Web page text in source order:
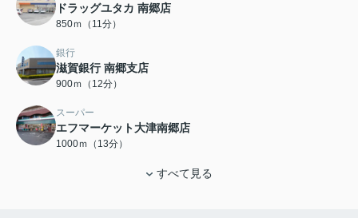
ドラッグユタカ 南郷店
850ｍ（11分）
銀行
滋賀銀行 南郷支店
900ｍ（12分）
スーパー
エフマーケット大津南郷店
1000ｍ（13分）
すべて見る